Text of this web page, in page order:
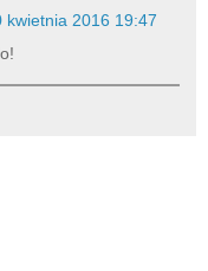
kwietnia 2016 19:47